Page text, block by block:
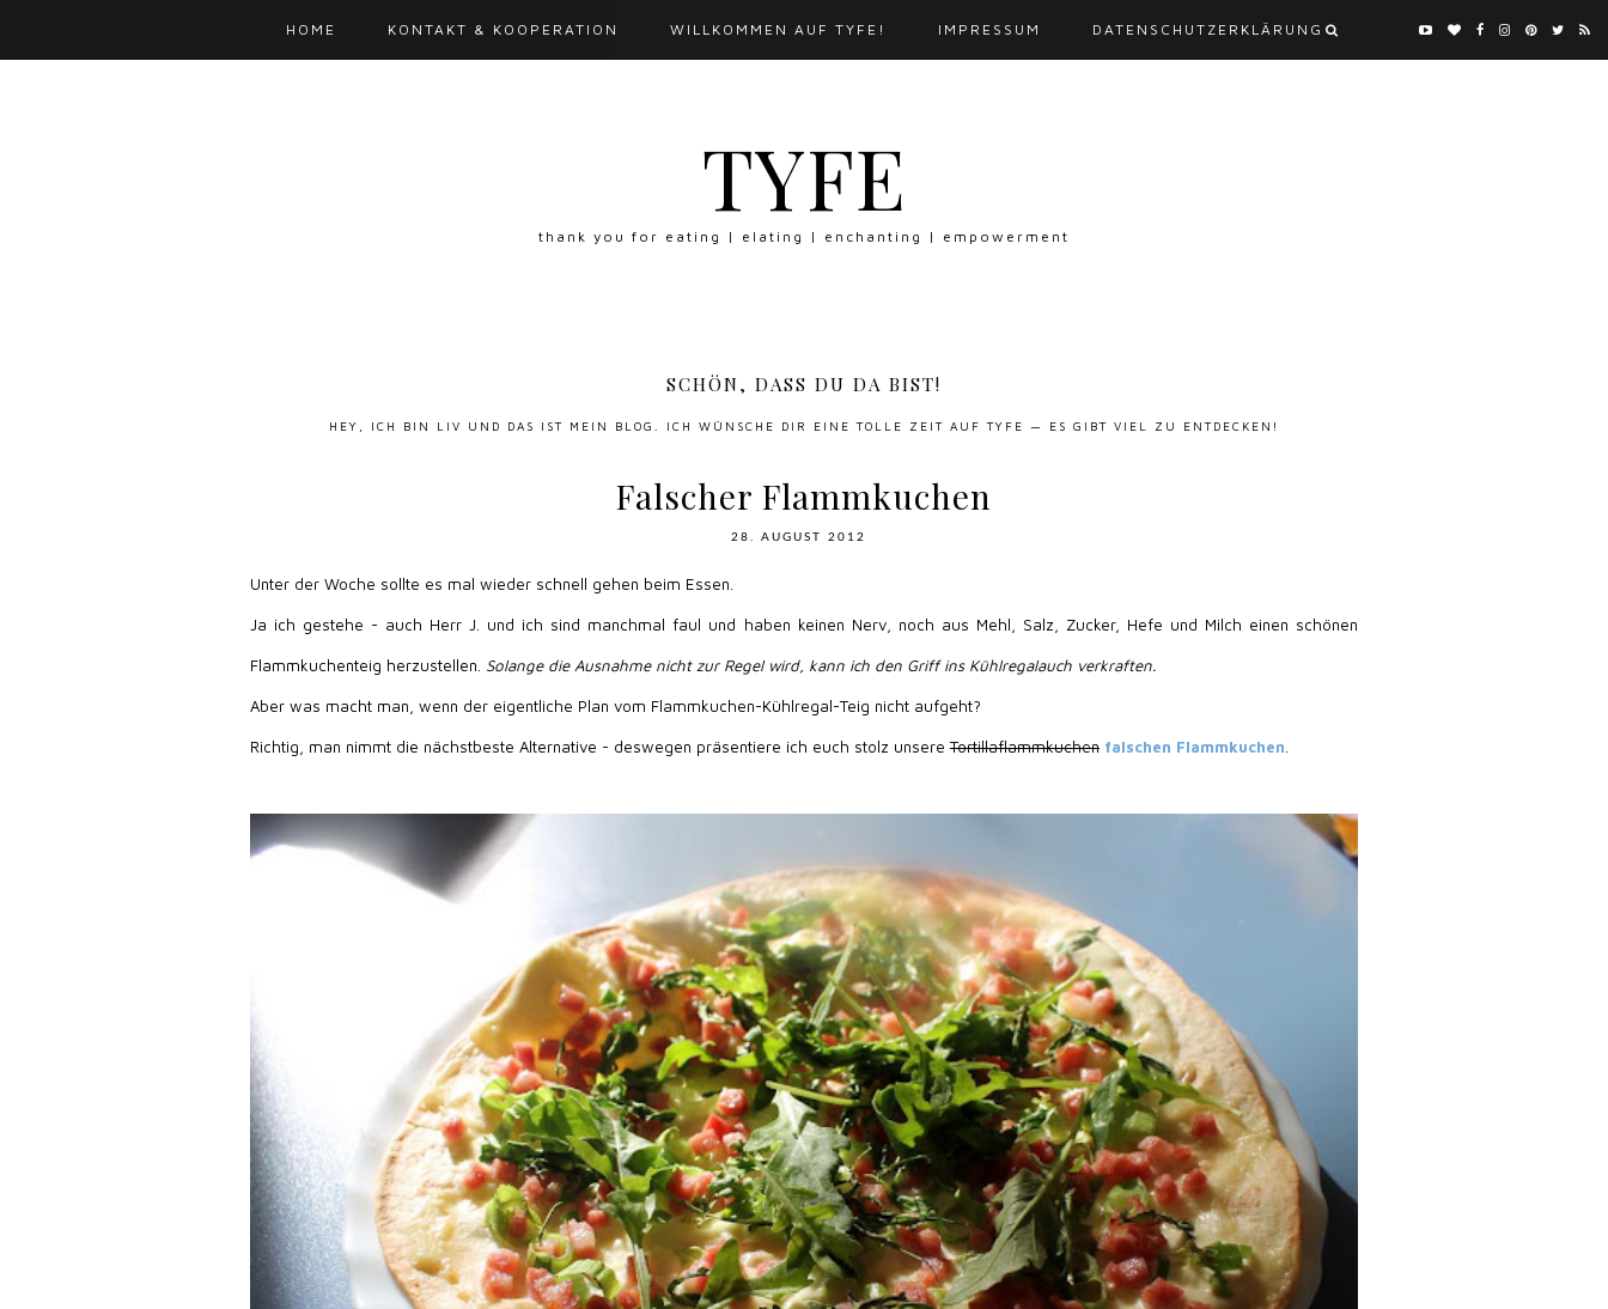
TYFE
thank you for eating | elating | enchanting | empowerment
HOME KONTAKT & KOOPERATION WILLKOMMEN AUF TYFE! IMPRESSUM DATENSCHUTZERKLÄRUNG
SCHÖN, DASS DU DA BIST!
HEY, ICH BIN LIV UND DAS IST MEIN BLOG. ICH WÜNSCHE DIR EINE TOLLE ZEIT AUF TYFE — ES GIBT VIEL ZU ENTDECKEN!
Falscher Flammkuchen
28. AUGUST 2012
Unter der Woche sollte es mal wieder schnell gehen beim Essen.
Ja ich gestehe - auch Herr J. und ich sind manchmal faul und haben keinen Nerv, noch aus Mehl, Salz, Zucker, Hefe und Milch einen schönen
Flammkuchenteig herzustellen. Solange die Ausnahme nicht zur Regel wird, kann ich den Griff ins Kühlregalauch verkraften.
Aber was macht man, wenn der eigentliche Plan vom Flammkuchen-Kühlregal-Teig nicht aufgeht?
Richtig, man nimmt die nächstbeste Alternative - deswegen präsentiere ich euch stolz unsere Tortillaflammkuchen falschen Flammkuchen